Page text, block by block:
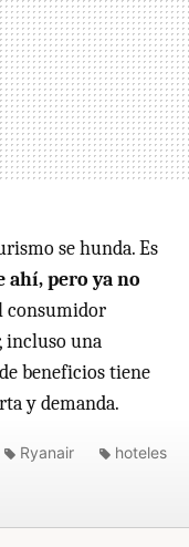
se hunda. Es
ahí, pero ya no
consumidor
incluso una
beneficios tiene
y demanda.
Ryanair hoteles